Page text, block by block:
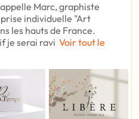
Marc, graphiste
individuelle "Art
les hauts de France.
je serai ravi Voir tout le